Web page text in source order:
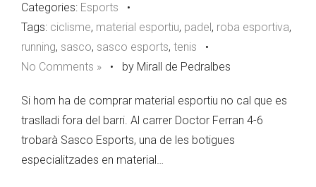
Categories: Esports •
Tags: ciclisme, material esportiu, padel, roba esportiva,
running, sasco, sasco esports, tenis •
No Comments » • by Mirall de Pedralbes
Si hom ha de comprar material esportiu no cal que es
traslladi fora del barri. Al carrer Doctor Ferran 4-6
trobarà Sasco Esports, una de les botigues
especialitzades en material…